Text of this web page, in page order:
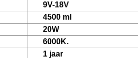
9V-18V
4500 ml
20W
6000K.
1 jaar